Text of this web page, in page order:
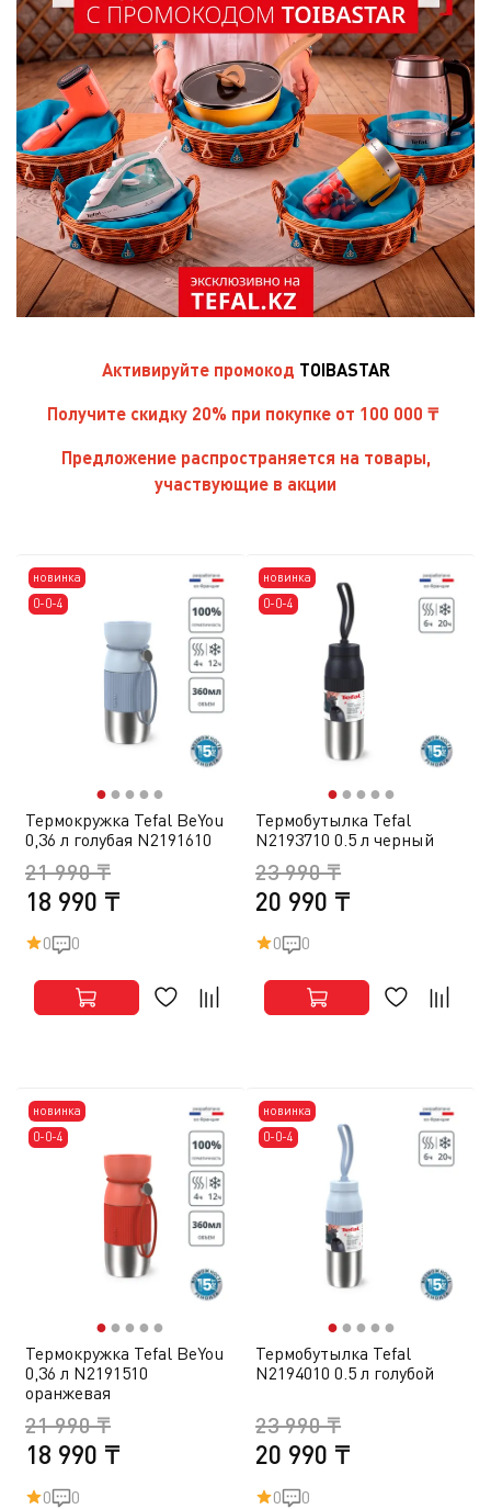
Активируйте промокод TOIBASTAR
Получите скидку 20% при покупке от 100 000 ₸
Предложение распространяется на товары,
участвующие в акции
новинка
0-0-4
●● ● ● ●
Термокружка Tefal BeYou
0,36 л голубая N2191610
18 990 ₸
21 990 ₸
0 0
новинка
0-0-4
●● ● ● ●
Термобутылка Tefal
N2193710 0.5 л черный
20 990 ₸
23 990 ₸
0 0
новинка
0-0-4
●● ● ● ●
Термокружка Tefal BeYou
0,36 л N2191510
оранжевая
18 990 ₸
21 990 ₸
0 0
новинка
0-0-4
●● ● ● ●
Термобутылка Tefal
N2194010 0.5 л голубой
20 990 ₸
23 990 ₸
0 0